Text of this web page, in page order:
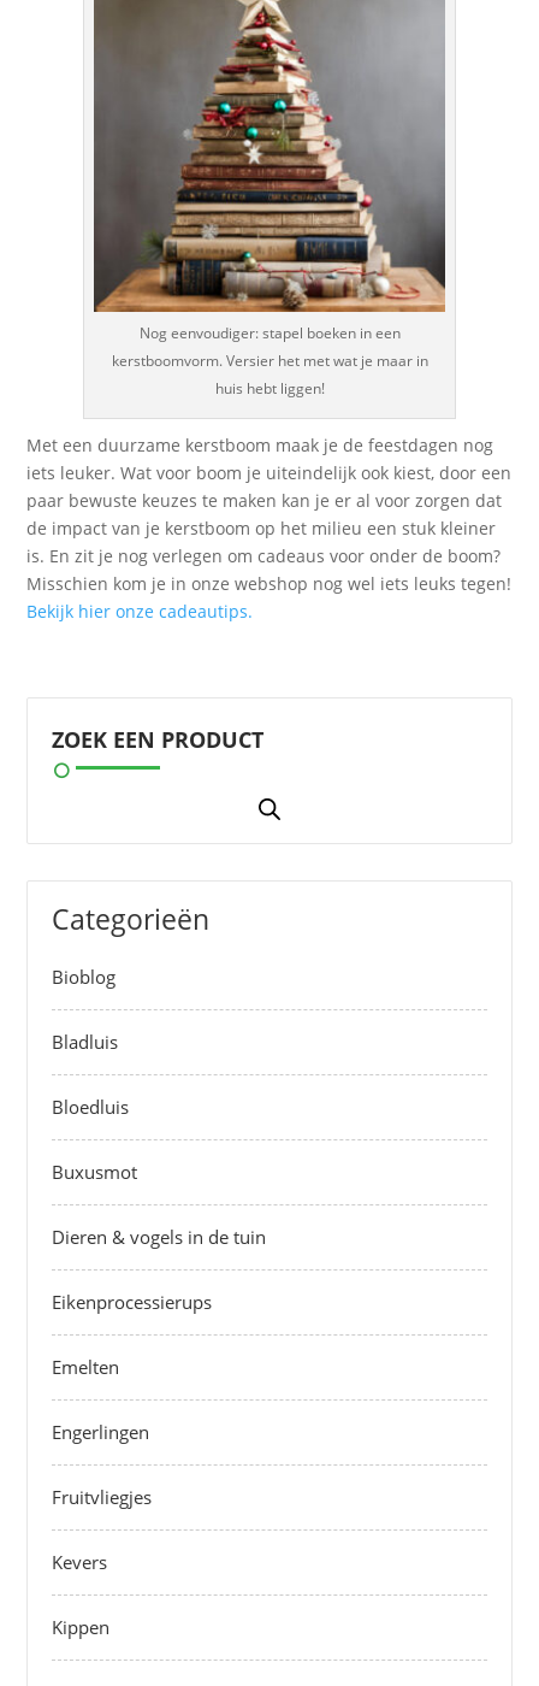
Nog eenvoudiger: stapel boeken in een
kerstboomvorm. Versier het met wat je maar in
huis hebt liggen!
Met een duurzame kerstboom maak je de feestdagen nog
iets leuker. Wat voor boom je uiteindelijk ook kiest, door een
paar bewuste keuzes te maken kan je er al voor zorgen dat
de impact van je kerstboom op het milieu een stuk kleiner
is. En zit je nog verlegen om cadeaus voor onder de boom?
Misschien kom je in onze webshop nog wel iets leuks tegen!
Bekijk hier onze cadeautips.
ZOEK EEN PRODUCT
Categorieën
Bioblog
Bladluis
Bloedluis
Buxusmot
Dieren & vogels in de tuin
Eikenprocessierups
Emelten
Engerlingen
Fruitvliegjes
Kevers
Kippen